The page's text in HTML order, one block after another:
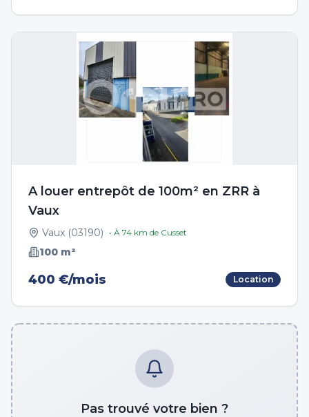
A louer entrepôt de 100m² en ZRR à
Vaux
Vaux (03190) • À 74 km de Cusset
100 m²
400 €/mois Location
Pas trouvé votre bien ?